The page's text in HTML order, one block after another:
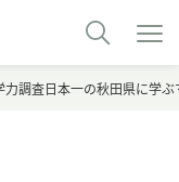
力調査日本一の秋田県に学